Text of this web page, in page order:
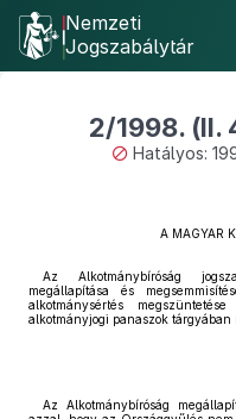
Nemzeti
Jogszabálytár
2/1998. (II.
Hatályos:
A MAGYAR
Az Alkotmánybíróság
megállapítása és
alkotmánysértés
alkotmányjogi panaszok tárgyában
Az Alkotmánybíróság